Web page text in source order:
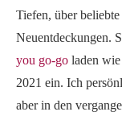
Tiefen, über
Neuentdeckungen.
you go-go laden
2021 ein. Ich
aber in den